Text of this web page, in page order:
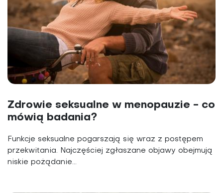
Zdrowie seksualne w menopauzie - co
mówią badania?
Funkcje seksualne pogarszają się wraz z postępem
przekwitania. Najczęściej zgłaszane objawy obejmują
niskie pożądanie...